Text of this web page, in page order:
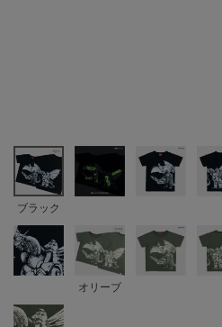
ブラック
オリーブ